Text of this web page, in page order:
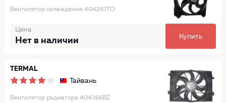
Вентилятор охлаждения 404267TO
Цена
Нет в наличии Купить
TERMAL
Тайвань
Вентилятор радиатора 404366BZ